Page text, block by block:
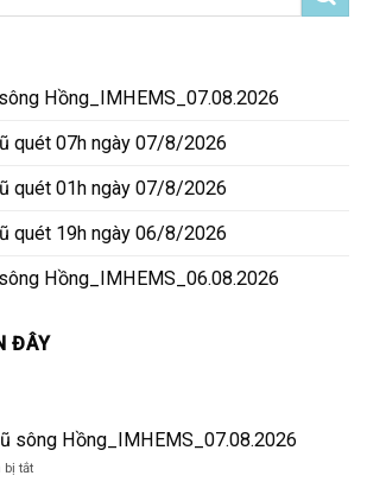
Hồng_IMHEMS_07.08.2026
quét 07h ngày 07/8/2026
quét 01h ngày 07/8/2026
quét 19h ngày 06/8/2026
Hồng_IMHEMS_06.08.2026
ĐÂY
sông Hồng_IMHEMS_07.08.2026
bị tắtở